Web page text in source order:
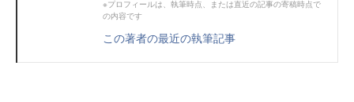
※プロフィールは、執筆時点、または直近の記事の寄稿時点で
の内容です
この著者の最近の執筆記事